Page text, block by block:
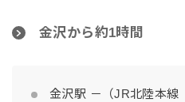
金沢から約1時間
金沢駅 －（JR北陸本